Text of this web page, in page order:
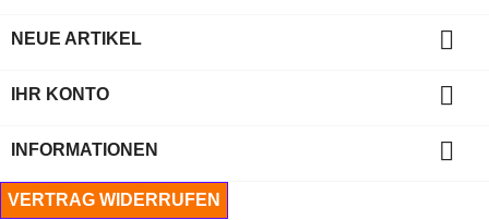
NEUE ARTIKEL 
IHR KONTO 
INFORMATIONEN 
VERTRAG WIDERRUFEN